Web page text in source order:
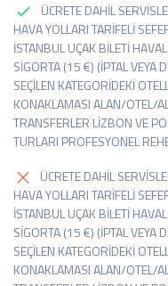
ÜCRETE DAHİL
HAVA YOLLARI TARİFELİ
İSTANBUL UÇAK BİLETİ
SİGORTA (15 €) (İPTAL VEYA
SEÇİLEN KATEGORİDEKİ
KONAKLAMASI ALAN/OTEL/
TRANSFERLER LİZBON VE
TURLARI PROFESYONEL
ÜCRETE DAHİL
HAVA YOLLARI TARİFELİ
İSTANBUL UÇAK BİLETİ
SİGORTA (15 €) (İPTAL VEYA
SEÇİLEN KATEGORİDEKİ
KONAKLAMASI ALAN/OTEL/